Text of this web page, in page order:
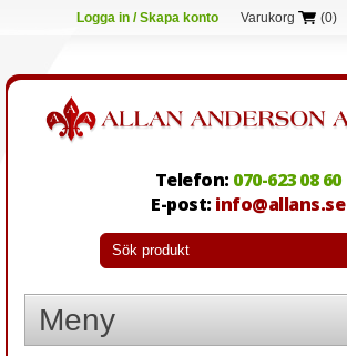
Logga in / Skapa konto Varukorg (0)
Telefon: 070-623 08 60
E-post: info@allans.se
Meny